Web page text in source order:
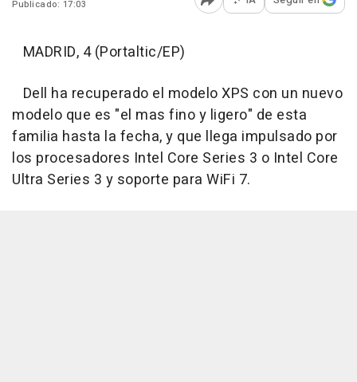
Publicado: 17:03
Abrir opciones para
MADRID, 4 (Portaltic/EP)
Dell ha recuperado el modelo XPS con un nuevo
modelo que es "el mas fino y ligero" de esta
familia hasta la fecha, y que llega impulsado por
los procesadores Intel Core Series 3 o Intel Core
Ultra Series 3 y soporte para WiFi 7.